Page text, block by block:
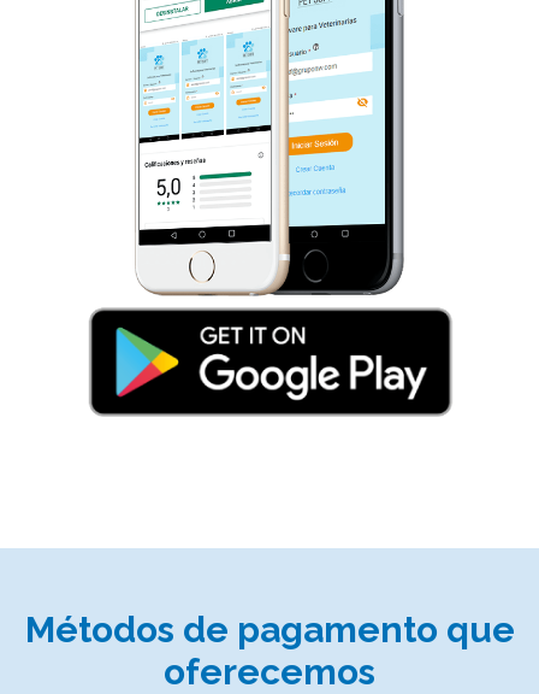
Métodos de pagamento que
oferecemos